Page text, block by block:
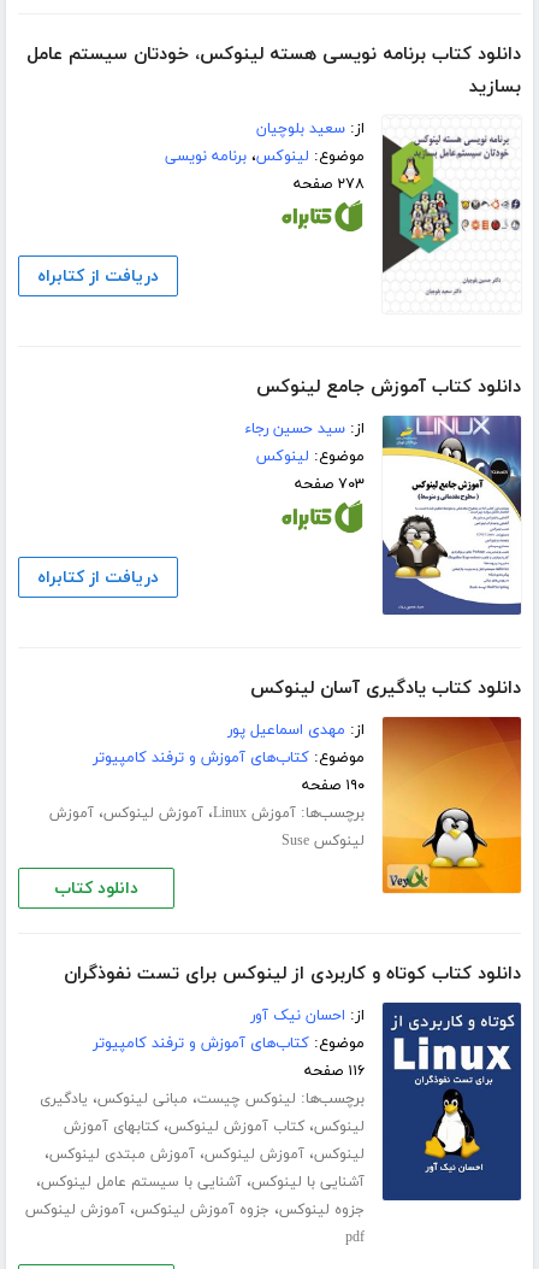
دانلود کتاب برنامه نویسی هسته لینوکس، خودتان سیستم عامل
بسازید
از:سعید بلوچیان
موضوع: لینوکس،برنامه نویسی
۲۷۸ صفحه
دریافت از کتابراه
دانلود کتاب آموزش جامع لینوکس
از:سید حسین رجاء
موضوع: لینوکس
۷۰۳ صفحه
دریافت از کتابراه
دانلود کتاب یادگیری آسان لینوکس
از: مهدی اسماعیل پور
موضوع:کتاب‌های آموزش و ترفند کامپیوتر
۱۹۰ صفحه
برچسب‌ها:آموزش Linux ،آموزش لینوکس،آموزش
لینوکس Suse
دانلود کتاب
دانلود کتاب کوتاه و کاربردی از لینوکس برای تست نفوذگران
از: احسان نیک آور
موضوع:کتاب‌های آموزش و ترفند کامپیوتر
۱۱۶ صفحه
برچسب‌ها: لینوکس چیست، مبانی لینوکس، یادگیری
لینوکس،کتاب آموزش لینوکس،کتابهای آموزش
لینوکس،آموزش لینوکس،آموزش مبتدی لینوکس،
آشنایی با لینوکس،آشنایی با سیستم عامل لینوکس،
جزوه لینوکس، جزوه آموزش لینوکس،آموزش لینوکس
pdf